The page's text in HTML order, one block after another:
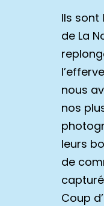
Ils sont
de La
nous
nos
leurs
de
Coup d’